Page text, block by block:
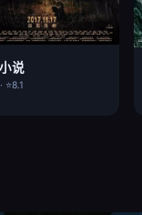
说
⭐8.1